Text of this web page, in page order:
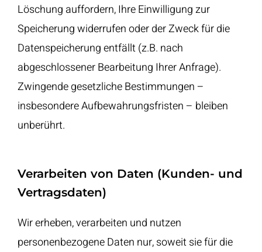
Löschung auffordern, Ihre Einwilligung zur
Speicherung widerrufen oder der Zweck für die
Datenspeicherung entfällt (z.B. nach
abgeschlossener Bearbeitung Ihrer Anfrage).
Zwingende gesetzliche Bestimmungen –
insbesondere Aufbewahrungsfristen – bleiben
unberührt.
Verarbeiten von Daten (Kunden- und
Vertragsdaten)
Wir erheben, verarbeiten und nutzen
personenbezogene Daten nur, soweit sie für die